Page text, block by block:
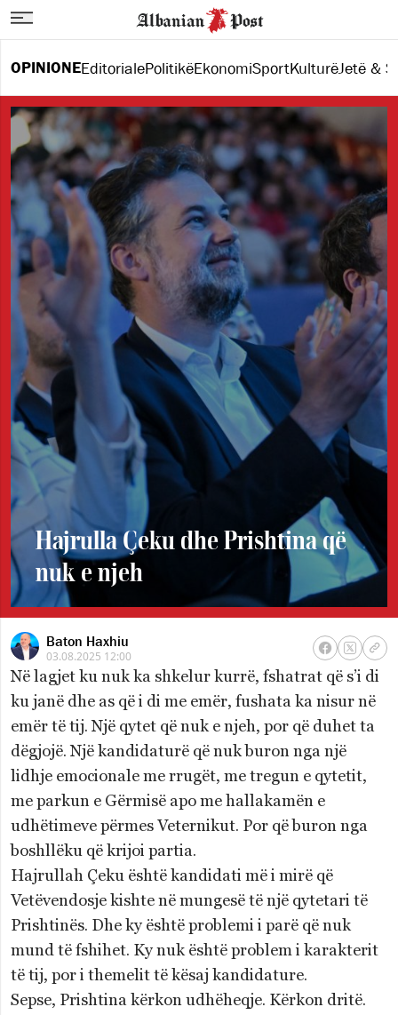
OPINIONEEditorialePolitikëEkonomiSportKulturëJetë &
Hajrulla Çeku dhe Prishtina që
nuk e njeh
Baton Haxhiu
03.08.2025 12:00
Në lagjet ku nuk ka shkelur kurrë, fshatrat që s’i di
ku janë dhe as që i di me emër, fushata ka nisur në
emër të tij. Një qytet që nuk e njeh, por që duhet ta
dëgjojë. Një kandidaturë që nuk buron nga një
lidhje emocionale me rrugët, me tregun e qytetit,
me parkun e Gërmisë apo me hallakamën e
udhëtimeve përmes Veternikut. Por që buron nga
boshllëku që krijoi partia.
Hajrullah Çeku është kandidati më i mirë që
Vetëvendosje kishte në mungesë të një qytetari të
Prishtinës. Dhe ky është problemi i parë që nuk
mund të fshihet. Ky nuk është problem i karakterit
të tij, por i themelit të kësaj kandidature.
Sepse, Prishtina kërkon udhëheqje. Kërkon dritë.